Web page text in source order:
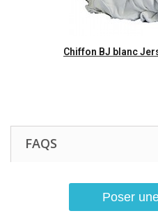
Chiffon BJ blanc
FAQS
Poser